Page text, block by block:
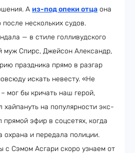
А из-под опеки отца она
нескольких судов.
— в стиле голливудского
муж Спирс, Джейсон Александр,
праздника прямо в разгар
искать невесту. «Не
мог бы кричать наш герой,
хайпануть на популярности экс-
прямой эфир в соцсетях, когда
охрана и передала полиции.
с Сэмом Асгари скоро узнаем от